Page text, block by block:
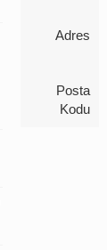
Adres
Posta
Kodu